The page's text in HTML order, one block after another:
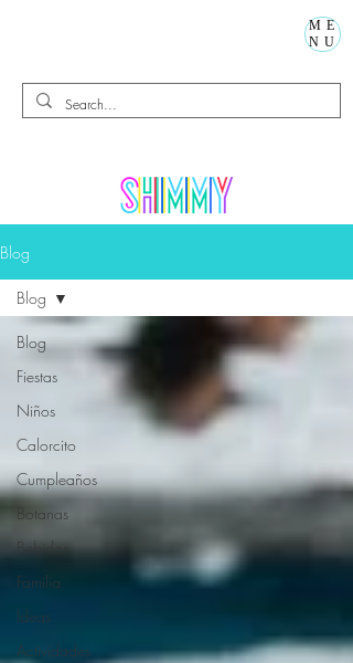
ME
NU
Blog
Blog
Fiestas
Niños
Calorcito
Cumpleaños
Botanas
Bebidas
Familia
Ideas
Actividades
Blog